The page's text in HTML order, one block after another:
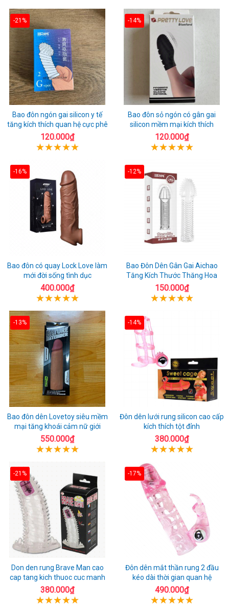
-21%
Bao đôn ngón gai silicon y tế
tăng kích thích quan hệ cực phê
120.000₫
-14%
Bao đôn sỏ ngón có gân gai
silicon mềm mại kích thích
120.000₫
-16%
Bao đôn có quay Lock Love làm
mới đời sống tình dục
400.000₫
-12%
Bao Đôn Dên Gân Gai Aichao
Tăng Kích Thước Thăng Hoa
150.000₫
-13%
Bao đôn dên Lovetoy siêu mềm
mại tăng khoái cảm nữ giới
550.000₫
-14%
Đôn dên lưới rung silicon cao cấp
kích thích tột đỉnh
380.000₫
-21%
Don den rung Brave Man cao
cap tang kich thuoc cuc manh
380.000₫
-17%
Đôn dên mắt thần rung 2 đầu
kéo dài thời gian quan hệ
490.000₫